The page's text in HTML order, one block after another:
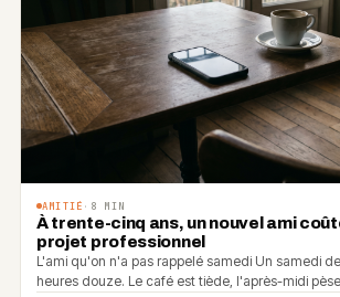
AMITIÉ · 8 MIN
À trente-cinq ans, un nouvel ami
projet professionnel
L'ami qu'on n'a pas rappelé samedi Un samedi
heures douze. Le café est tiède, l'après-midi